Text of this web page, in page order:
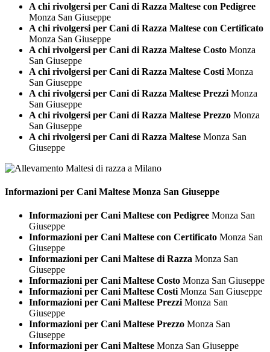
A chi rivolgersi per Cani di Razza Maltese con Pedigree
Monza San Giuseppe
A chi rivolgersi per Cani di Razza Maltese con Certificato
Monza San Giuseppe
A chi rivolgersi per Cani di Razza Maltese Costo Monza
San Giuseppe
A chi rivolgersi per Cani di Razza Maltese Costi Monza
San Giuseppe
A chi rivolgersi per Cani di Razza Maltese Prezzi Monza
San Giuseppe
A chi rivolgersi per Cani di Razza Maltese Prezzo Monza
San Giuseppe
A chi rivolgersi per Cani di Razza Maltese Monza San
Giuseppe
Informazioni per Cani Maltese Monza San Giuseppe
Informazioni per Cani Maltese con Pedigree Monza San
Giuseppe
Informazioni per Cani Maltese con Certificato Monza San
Giuseppe
Informazioni per Cani Maltese di Razza Monza San
Giuseppe
Informazioni per Cani Maltese Costo Monza San Giuseppe
Informazioni per Cani Maltese Costi Monza San Giuseppe
Informazioni per Cani Maltese Prezzi Monza San
Giuseppe
Informazioni per Cani Maltese Prezzo Monza San
Giuseppe
Informazioni per Cani Maltese Monza San Giuseppe